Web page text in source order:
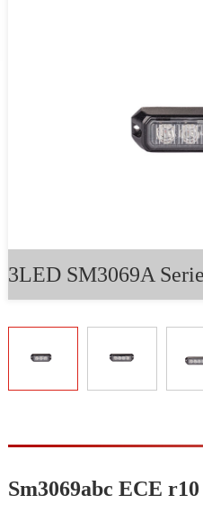
3LED SM3069A
Sm3069abc ECE